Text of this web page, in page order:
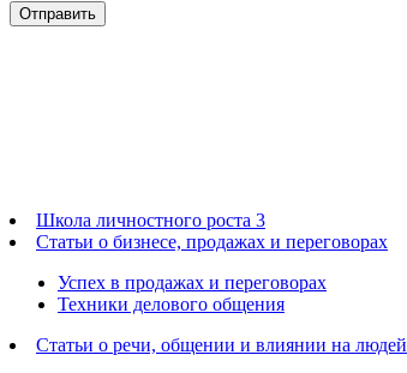
Школа личностного роста 3
Статьи о бизнесе, продажах и переговорах
Успех в продажах и переговорах
Техники делового общения
Статьи о речи, общении и влиянии на людей